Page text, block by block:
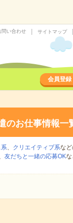
問い合わせ サイトマップ
会員登録
のお仕事情報一
、 クリエイティブ系など
友だちと一緒の応募OKな